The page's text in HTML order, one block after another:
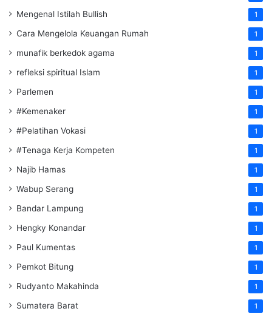
Mengenal Istilah Bullish 1
Cara Mengelola Keuangan Rumah 1
munafik berkedok agama 1
refleksi spiritual Islam 1
Parlemen 1
#Kemenaker 1
#Pelatihan Vokasi 1
#Tenaga Kerja Kompeten 1
Najib Hamas 1
Wabup Serang 1
Bandar Lampung 1
Hengky Konandar 1
Paul Kumentas 1
Pemkot Bitung 1
Rudyanto Makahinda 1
Sumatera Barat 1